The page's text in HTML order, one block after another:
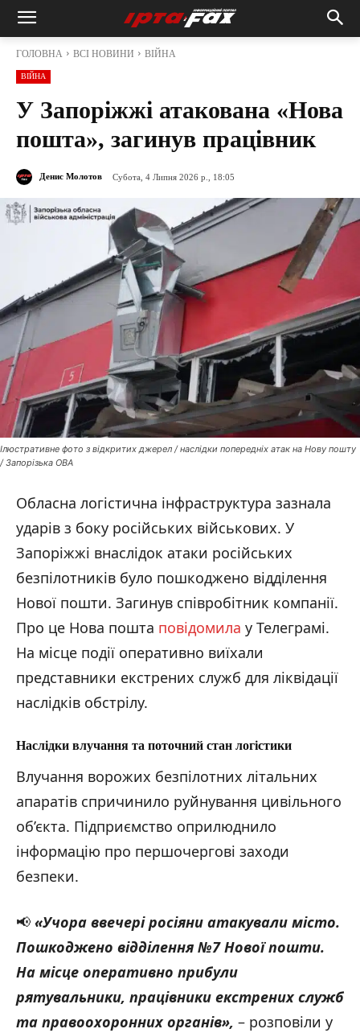
ГОЛОВНА ВСІ НОВИНИ ВІЙНА
ВІЙНА
У Запоріжжі атакована «Нова
пошта», загинув працівник
Денис Молотов Субота, 4 Липня 2026 р., 18:05
Ілюстративне фото з відкритих джерел / наслідки попередніх атак на Нову пошту
/ Запорізька ОВА
Обласна логістична інфраструктура зазнала
ударів з боку російських військових. У
Запоріжжі внаслідок атаки російських
безпілотників було пошкоджено відділення
Нової пошти. Загинув співробітник компанії.
Про це Нова пошта повідомила у Телеграмі.
На місце події оперативно виїхали
представники екстрених служб для ліквідації
наслідків обстрілу.
Наслідки влучання та поточний стан логістики
Влучання ворожих безпілотних літальних
апаратів спричинило руйнування цивільного
об’єкта. Підприємство оприлюднило
інформацію про першочергові заходи
безпеки.
📢 «Учора ввечері росіяни атакували місто.
Пошкоджено відділення №7 Нової пошти.
На місце оперативно прибули
рятувальники, працівники екстрених служб
та правоохоронних органів», – розповіли у